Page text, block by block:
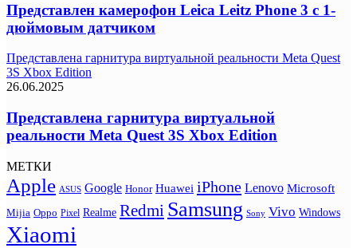
Представлен камерофон Leica Leitz Phone 3 с 1-
дюймовым датчиком
Представлена гарнитура виртуальной реальности Meta Quest
3S Xbox Edition
26.06.2025
Представлена гарнитура виртуальной
реальности Meta Quest 3S Xbox Edition
МЕТКИ
Apple ASUS Google Honor Huawei iPhone Lenovo Microsoft
Mijia Oppo Pixel Realme Redmi Samsung Sony Vivo Windows
Xiaomi